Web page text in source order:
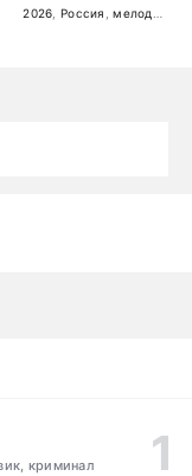
семейный
2026 Россия ,мелодрама
криминал